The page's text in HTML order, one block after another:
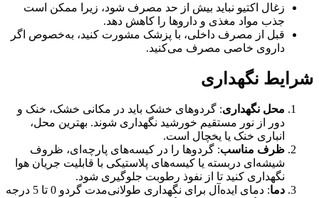
زغال اکتیو نباید بیش از حد مصرف شود، زیرا ممکن است
جذب مواد مغذی و داروها را کاهش دهد.
قبل از مصرف داخلی، با پزشک مشورت کنید، به‌خصوص اگر
داروی خاصی مصرف می‌کنید.
شرایط نگهداری
محل نگهداری: گردوهای خشک باید در مکانی خشک، خنک و
دور از نور مستقیم خورشید نگهداری شوند. بهترین محل،
انباری خنک یا یخچال است.
ظرف مناسب: گردوها را در کیسه‌های پارچه‌ای، ظروف
شیشه‌ای دربسته یا کیسه‌های پلاستیکی با قابلیت جریان هوا
نگهداری کنید تا از نفوذ رطوبت جلوگیری شود.
دما
: دمای ایده‌آل برای نگهداری طولانی‌مدت گردو 0 تا 5 درجه